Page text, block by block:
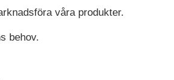
våra produkter.
behov.